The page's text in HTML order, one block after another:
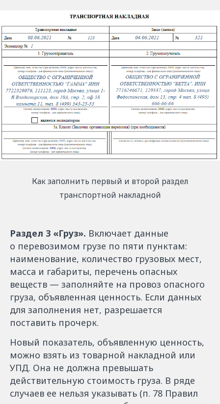
Как заполнить первый и второй раздел
транспортной накладной
Раздел 3 «Груз». Включает данные
о перевозимом грузе по пяти пунктам:
наименование, количество грузовых мест,
масса и габариты, перечень опасных
веществ — заполняйте на провоз опасного
груза, объявленная ценность. Если данных
для заполнения нет, разрешается
поставить прочерк.
Новый показатель, объявленную ценность,
можно взять из товарной накладной или
УПД. Она не должна превышать
действительную стоимость груза. В ряде
случаев ее нельзя указывать (п. 78 Правил